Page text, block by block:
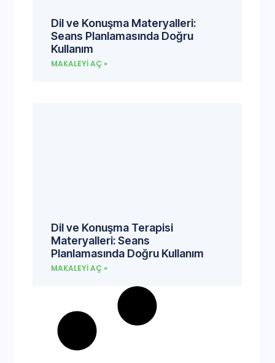
Dil ve Konuşma Materyalleri:
Seans Planlamasında Doğru
Kullanım
MAKALEYI AÇ »
Dil ve Konuşma Terapisi
Materyalleri: Seans
Planlamasında Doğru Kullanım
MAKALEYI AÇ »